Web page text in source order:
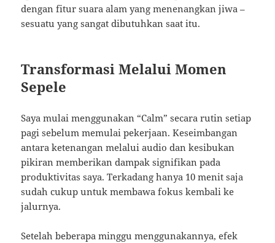
dengan fitur suara alam yang menenangkan jiwa –
sesuatu yang sangat dibutuhkan saat itu.
Transformasi Melalui Momen
Sepele
Saya mulai menggunakan “Calm” secara rutin setiap
pagi sebelum memulai pekerjaan. Keseimbangan
antara ketenangan melalui audio dan kesibukan
pikiran memberikan dampak signifikan pada
produktivitas saya. Terkadang hanya 10 menit saja
sudah cukup untuk membawa fokus kembali ke
jalurnya.
Setelah beberapa minggu menggunakannya, efek